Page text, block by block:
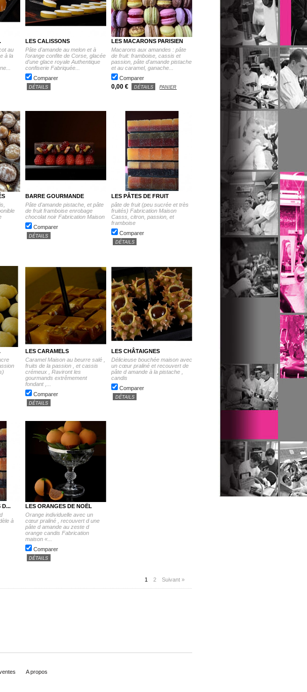
au
à la
LES CALISSONS
Pâte d'amande au melon et à
l'orange confite de Corse, glacée
d'une glace royale Authentique
confiserie Fabriquée...
Comparer
DÉTAILS
LES MACARONS PARISIEN
Macarons aux amandes : pâte
de fruit: framboise, cassis et
passion, pâte d'amande pistache
et au caramel, ganache...
Comparer
0,00 € DÉTAILS PANIER
BARRE GOURMANDE
Pâte d'amande pistache, et pâte
de fruit framboise enrobage
chocolat noir Fabrication Maison
Comparer
DÉTAILS
LES PÂTES DE FRUIT
pâte de fruit (peu sucrée et très
fruités) Fabrication Maison
Casss, citron, passion, et
framboise
Comparer
DÉTAILS
LES CARAMELS
Caramel Maison au beurre salé ,
fruits de la passion , et cassis
crémeux , Raviront les
gourmands extrêmement
fondant ,...
Comparer
DÉTAILS
LES CHÂTAIGNES
Délicieuse bouchée maison avec
un cœur praliné et recouvert de
pâte d amande à la pistache ,
candis
Comparer
DÉTAILS
D...
à
LES ORANGES DE NOËL
Orange individuelle avec un
cœur praliné , recouvert d une
pâte d amande au zeste d
orange candis Fabrication
maison «...
Comparer
DÉTAILS
1 2 Suivant »
A propos